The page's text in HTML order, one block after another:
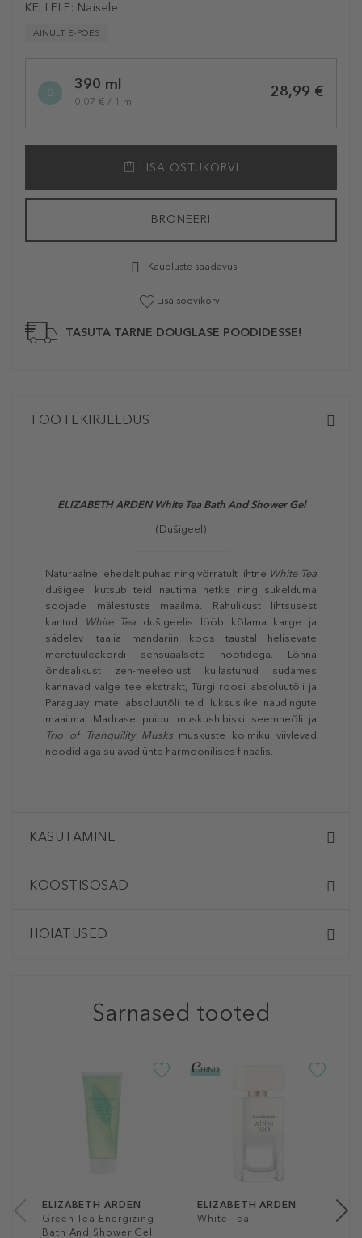
KELLELE: Naisele
AINULT E-POES
variation390 ml
0,07 € / 1 ml
28,99 €
LISA OSTUKORVI
BRONEERI
Kaupluste saadavus
Lisa soovikorvi
TASUTA TARNE DOUGLASE POODIDESSE!
TOOTEKIRJELDUS
ELIZABETH ARDEN White Tea Bath And Shower Gel
(Dušigeel)
Naturaalne, ehedalt puhas ning võrratult lihtne White Tea
dušigeel kutsub teid nautima hetke ning sukelduma
soojade mälestuste maailma. Rahulikust lihtsusest
kantud
White Tea dušigeelis lööb kõlama karge ja
sädelev Itaalia mandariin koos taustal helisevate
meretuuleakordi sensuaalsete nootidega. Lõhna
õndsalikust zen-meeleolust küllastunud südames
kannavad valge tee ekstrakt, Türgi roosi absoluutõli ja
Paraguay mate absoluutõli teid luksuslike naudingute
maailma, Madrase puidu, muskushibiski seemneõli ja
Trio of Tranquility Musksmuskuste kolmiku viivlevad
noodid aga sulavad ühte harmoonilises finaalis.
KASUTAMINE
KOOSTISOSAD
HOIATUSED
Sarnased tooted
ELIZABETH ARDEN
Green Tea Energizing
Bath And Shower Gel
ELIZABETH ARDEN
White Tea